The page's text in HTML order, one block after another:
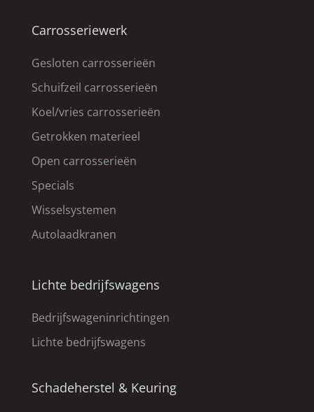
Carrosseriewerk
Gesloten carrosserieën
Schuifzeil carrosserieën
Koel/vries carrosserieën
Getrokken materieel
Open carrosserieën
Specials
Wisselsystemen
Autolaadkranen
Lichte bedrijfswagens
Bedrijfswageninrichtingen
Lichte bedrijfswagens
Schadeherstel & Keuring